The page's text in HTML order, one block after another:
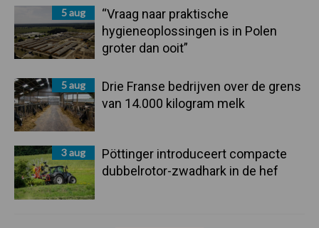
5 aug
“Vraag naar praktische
hygieneoplossingen is in Polen
groter dan ooit”
5 aug
Drie Franse bedrijven over de grens
van 14.000 kilogram melk
3 aug
Pöttinger introduceert compacte
dubbelrotor-zwadhark in de hef